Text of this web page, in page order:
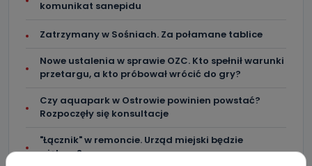
komunikat sanepidu
Zatrzymany w Sośniach. Za połamane tablice
Nowe ustalenia w sprawie OZC. Kto spełnił warunki
przetargu, a kto próbował wrócić do gry?
Czy aquapark w Ostrowie powinien powstać?
Rozpoczęły się konsultacje
"Łącznik" w remoncie. Urząd miejski będzie
większy?